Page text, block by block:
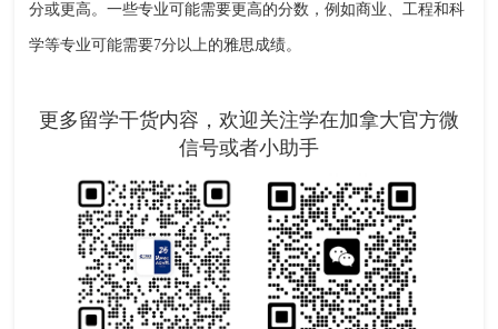
分或更高。一些专业可能需要更高的分数，例如商业、工程和科
学等专业可能需要7分以上的雅思成绩。
更多留学干货内容，欢迎关注学在加拿大官方微
信号或者小助手